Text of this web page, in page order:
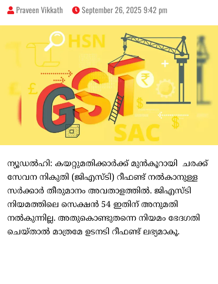
Praveen Vikkath September 26, 2025 9:42 pm
ന്യൂഡല്‍ഹി: കയറ്റുമതിക്കാര്‍ക്ക് മുന്‍കൂറായി ചരക്ക്
സേവന നികുതി (ജിഎസ്ടി) റീഫണ്ട് നല്‍കാനുള്ള
സര്‍ക്കാര്‍ തീരുമാനം അവതാളത്തില്‍. ജിഎസ്ടി
നിയമത്തിലെ സെക്ഷന്‍ 54 ഇതിന് അനുമതി
നല്‍കുന്നില്ല. അതുകൊണ്ടുതന്നെ നിയമം ഭേദഗതി
ചെയ്താല്‍ മാത്രമേ ഉടനടി റീഫണ്ട് ലഭ്യമാകൂ.